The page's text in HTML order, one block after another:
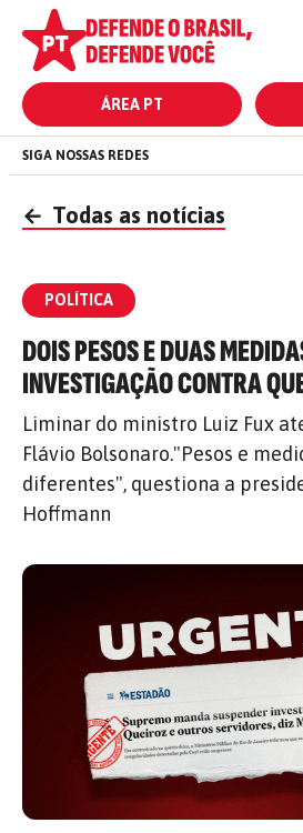
ÁREA PT
SIGA NOSSAS REDES
← Todas as notícias
POLÍTICA
DOIS PESOS E DUAS
INVESTIGAÇÃO CONTRA
Liminar do ministro Luiz Fux
Flávio Bolsonaro."Pesos e
diferentes", questiona a
Hoffmann